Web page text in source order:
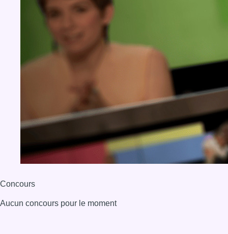
Aucun concours pour le moment